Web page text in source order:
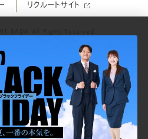
の
ツ
SADA
の
公
ツ
SADA
の
公
ツ
SADA
の
公
リクルートサイト
SADA All Rights Reserved.